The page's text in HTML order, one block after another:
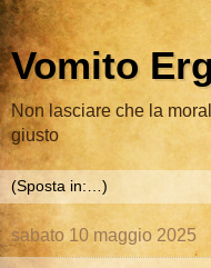
Vomito
Non lasciare che la
giusto
sabato 10 maggio 2025